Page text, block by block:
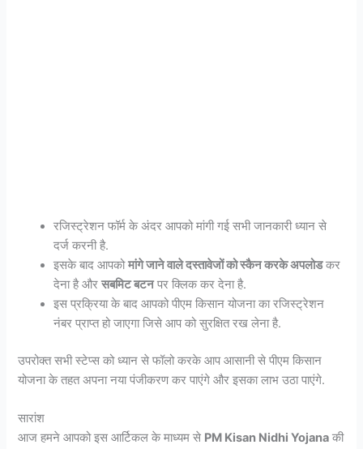
रजिस्ट्रेशन फॉर्म के अंदर आपको मांगी गई सभी जानकारी ध्यान से
दर्ज करनी है.
इसके बाद आपकोमांगे जाने वाले दस्तावेजों को स्कैन करके अपलोडकर
देना है औरसबमिट बटनपर क्लिक कर देना है.
इस प्रक्रिया के बाद आपको पीएम किसान योजना का रजिस्ट्रेशन
नंबर प्राप्त हो जाएगा जिसे आप को सुरक्षित रख लेना है.
उपरोक्त सभी स्टेप्स को ध्यान से फॉलो करके आप आसानी से पीएम किसान
योजना के तहत अपना नया पंजीकरण कर पाएंगे और इसका लाभ उठा पाएंगे.
सारांश
आज हमने आपको इस आर्टिकल के माध्यम से PM Kisan Nidhi Yojana की